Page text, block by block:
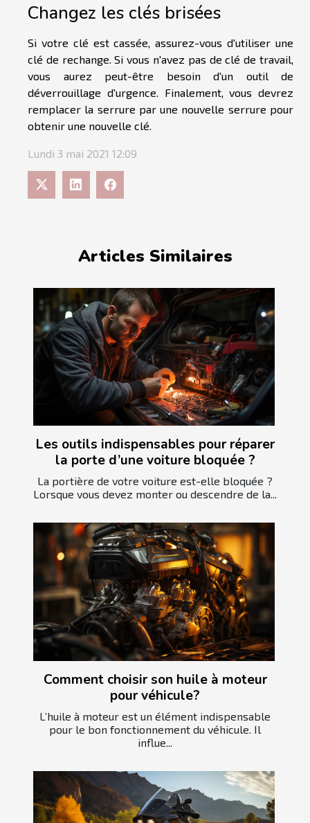
Articles Similaires
Les outils indispensables pour réparer
la porte d’une voiture bloquée ?
La portière de votre voiture est-elle bloquée ?
Lorsque vous devez monter ou descendre de la...
Comment choisir son huile à moteur
pour véhicule?
L’huile à moteur est un élément indispensable
pour le bon fonctionnement du véhicule. Il
influe...
Changez les clés brisées
Si votre clé est cassée, assurez-vous d'utiliser une
clé de rechange. Si vous n'avez pas de clé de travail,
vous aurez peut-être besoin d'un outil de
déverrouillage d'urgence. Finalement, vous devrez
remplacer la serrure par une nouvelle serrure pour
obtenir une nouvelle clé.
Lundi 3 mai 2021 12:09